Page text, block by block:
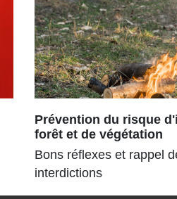
Prévention du risque
forêt et de végétation
Bons réflexes et rappel
interdictions